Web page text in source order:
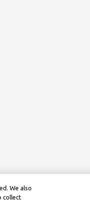
We also
collect